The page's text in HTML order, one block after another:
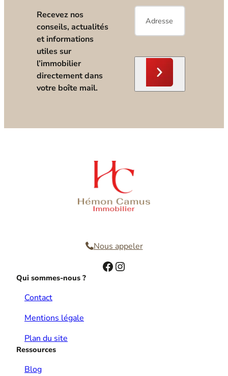
Recevez nos
conseils, actualités
et informations
utiles sur
l’immobilier
directement dans
votre boîte mail.
E-
mail*
Nous appeler
Facebook Instagram
Qui sommes-nous ?
Contact
Mentions légale
Plan du site
Ressources
Blog